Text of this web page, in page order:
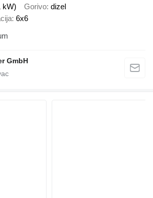
kW) Gorivo dizel
6x6
GmbH